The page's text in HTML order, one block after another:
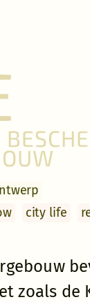
city life
zoals de
Het
van